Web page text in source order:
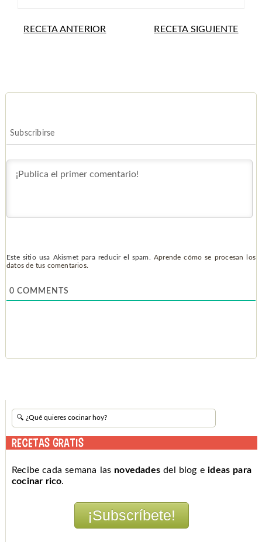
RECETA ANTERIOR RECETA SIGUIENTE
Subscribirse
Este sitio usa Akismet para reducir el spam. Aprende cómo se procesan los
datos de tus comentarios.
0 COMMENTS
RECETAS GRATIS
Recibe cada semana las novedades del blog eideas para
cocinar rico.